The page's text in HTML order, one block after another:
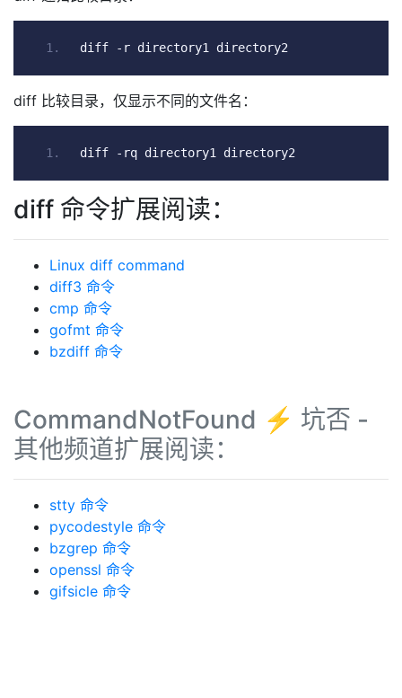
diff - r directory1 directory2
diff 比较目录，仅显示不同的文件名：
diff - rq directory1 directory2
diff 命令扩展阅读：
Linux diff command
diff3 命令
cmp 命令
gofmt 命令
bzdiff 命令
CommandNotFound ⚡️ 坑否 -
其他频道扩展阅读：
stty 命令
pycodestyle 命令
bzgrep 命令
openssl 命令
gifsicle 命令